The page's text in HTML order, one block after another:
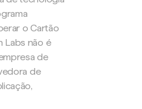
o Cartão
Labs não é
de
de